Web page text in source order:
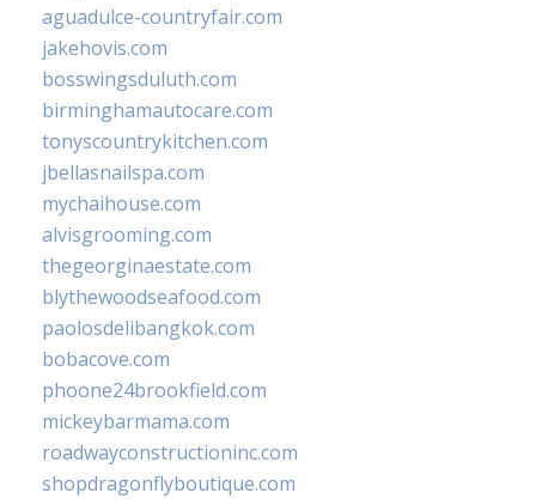
aguadulce-countryfair.com
jakehovis.com
bosswingsduluth.com
birminghamautocare.com
tonyscountrykitchen.com
jbellasnailspa.com
mychaihouse.com
alvisgrooming.com
thegeorginaestate.com
blythewoodseafood.com
paolosdelibangkok.com
bobacove.com
phoone24brookfield.com
mickeybarmama.com
roadwayconstructioninc.com
shopdragonflyboutique.com